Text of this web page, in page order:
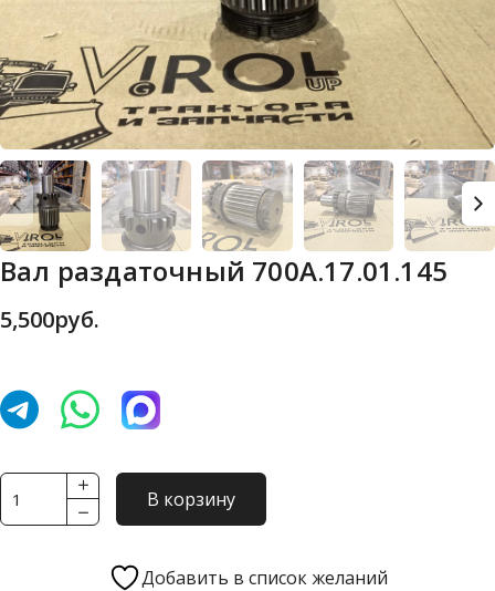
Вал раздаточный 700А.17.01.145
5,500руб.
Количество
товара
раздаточный
В корзину
Добавить в список желаний